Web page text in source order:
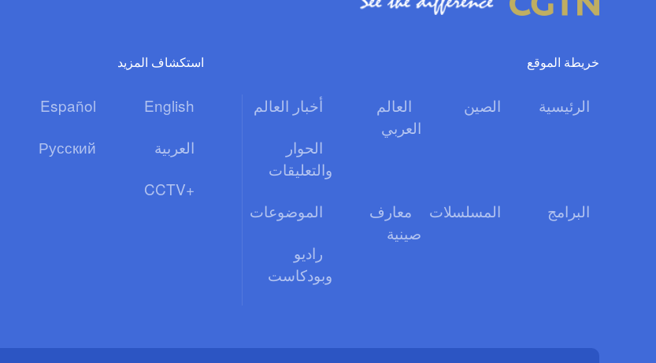
خريطة الموقع
الرئيسية الصين
العالم
العربي
أخبار العالم
الحوار
والتعليقات
البرامج
المسلسلات
معارف
صينية
الموضوعات
راديو
وبودكاست
استكشاف المزيد
English
Español
العربية
Русский
CCTV+